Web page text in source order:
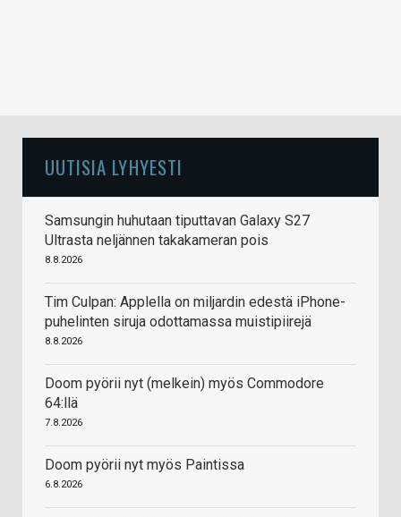
UUTISIA LYHYESTI
Samsungin huhutaan tiputtavan Galaxy S27
Ultrasta neljännen takakameran pois
8.8.2026
Tim Culpan: Applella on miljardin edestä iPhone-
puhelinten siruja odottamassa muistipiirejä
8.8.2026
Doom pyörii nyt (melkein) myös Commodore
64:llä
7.8.2026
Doom pyörii nyt myös Paintissa
6.8.2026